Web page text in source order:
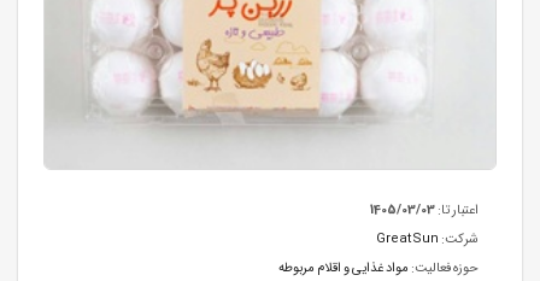
اعتبار تا:1405/03/03
شرکت: GreatSun
حوزه فعالیت: مواد غذایی و اقلام مربوطه